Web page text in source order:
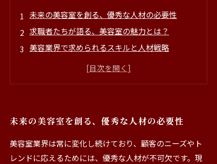
未来の美容室を創る、優秀な人材の必要性
求職者たちが語る、美容室の魅力とは？
美容業界で求められるスキルと人材戦略
新たな挑戦を恐れず、美容室を支える仲間たち
っています！
未来の美容室を創る、優秀な人材の必要性
美容室業界は常に変化し続けており、顧客のニーズやト
レンドに応えるためには、優秀な人材が不可欠です。現